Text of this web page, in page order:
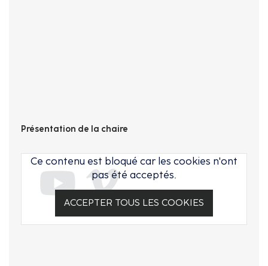
Présentation de la chaire
Ce contenu est bloqué car les cookies n'ont
pas été acceptés.
ACCEPTER TOUS LES COOKIES